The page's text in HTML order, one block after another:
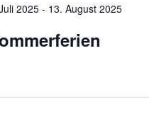
2025- 13. August 2025